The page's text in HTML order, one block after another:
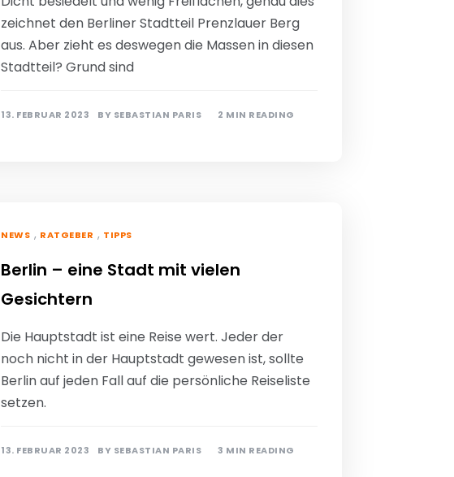
zeichnet den Berliner Stadtteil Prenzlauer Berg
aus. Aber zieht es deswegen die Massen in diesen
Stadtteil? Grund sind
13. FEBRUAR 2023 BY SEBASTIAN PARIS 2 MIN READING
NEWS , RATGEBER , TIPPS
Berlin – eine Stadt mit vielen
Gesichtern
Die Hauptstadt ist eine Reise wert. Jeder der
noch nicht in der Hauptstadt gewesen ist, sollte
Berlin auf jeden Fall auf die persönliche Reiseliste
setzen.
13. FEBRUAR 2023 BY SEBASTIAN PARIS 3 MIN READING